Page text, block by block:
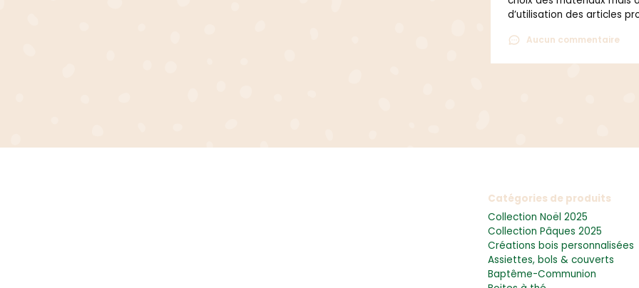
d’utilisation des articles
Aucun commentaire
Catégories de produits
Collection Noël 2025
Collection Pâques 2025
Créations bois personnalisées
Assiettes, bols & couverts
Baptême-Communion